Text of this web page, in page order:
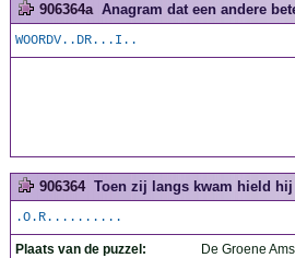
906364a Anagram dat een andere
WOORDV..DR...I..
906364 Toen zij langs kwam hield
.O.R..........
Plaats van de puzzel:
De Groene